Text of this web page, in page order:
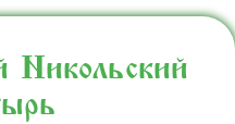
Никольский